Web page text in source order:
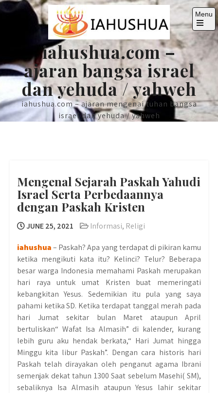
Skip
iahushua.com –
ajaran bangsa israel
dan yehuda / yahweh
iahushua.com – ajaran mengenai tuhan bangsa
israel dan yehuda / yahweh
Menu
Open
the
main
menu
Mengenal Sejarah Paskah Yahudi
Israel Serta Perbedaannya
dengan Paskah Kristen
JUNE 25, 2021 Informasi, Religi
iahushua– Paskah? Apa yang terdapat di pikiran kamu
ketika mengikuti kata itu? Kelinci? Telur? Beberapa
besar warga Indonesia memahami Paskah merupakan
hari raya untuk umat Kristen buat memeringati
kebangkitan Yesus. Sedemikian itu pula yang saya
pahami ketika SD. Ketika terdapat tanggal merah pada
hari Jumat sekitar bulan Maret ataupun April
bertuliskan“ Wafat Isa Almasih” di kalender, kurang
lebih guru aku hendak berkata,“ Hari Jumat hingga
Minggu kita libur Paskah”. Dengan cara historis hari
Paskah telah dirayakan oleh penganut agama Ibrani
semenjak dekat tahun 1300 Saat sebelum Masehi( SM),
sebaliknya Isa Almasih ataupun Yesus lahir sekitar